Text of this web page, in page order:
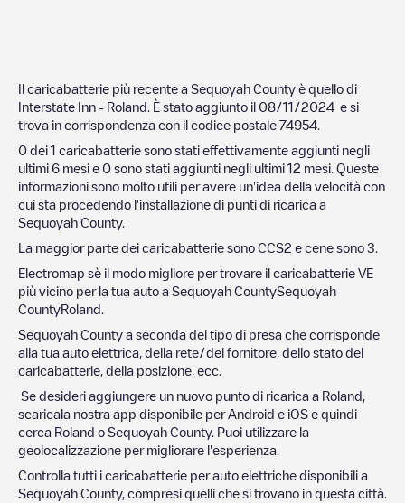
Il caricabatterie più recente a Sequoyah County è quello di
Interstate Inn - Roland . È stato aggiunto il 08/11/2024 e si
trova in corrispondenza con il codice postale 74954
0 dei 1 caricabatterie sono stati effettivamente aggiunti negli
ultimi 6 mesi e 0 sono stati aggiunti negli ultimi 12 mesi. Queste
informazioni sono molto utili per avere un'idea della velocità con
cui sta procedendo l'installazione di punti di ricarica a
Sequoyah County.
La maggior parte dei caricabatterie sono CCS2 e cene sono 3
Electromap sè il modo migliore per trovare il caricabatterie VE
più vicino per la tua auto a Sequoyah CountySequoyah
CountyRoland
Sequoyah County a seconda del tipo di presa che corrisponde
alla tua auto elettrica, della rete/del fornitore, dello stato del
caricabatterie, della posizione, ecc.
Se desideri aggiungere un nuovo punto di ricarica a Roland
scaricala nostra app disponibile per Android e iOS e quindi
cerca Roland o Sequoyah County. Puoi utilizzare la
geolocalizzazione per migliorare l'esperienza.
Controlla tutti i caricabatterie per auto elettriche disponibili a
Sequoyah County, compresi quelli che si trovano in questa città.